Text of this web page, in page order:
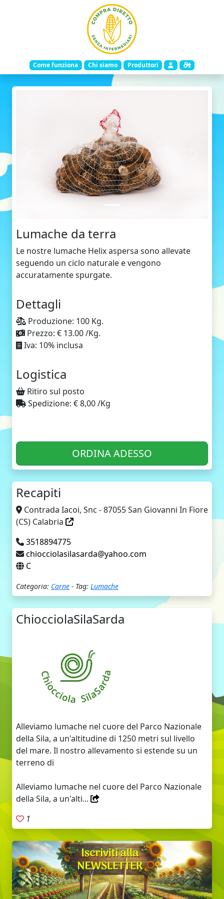
Come funziona Chi siamo Produttori
Lumache da terra
Le nostre lumache Helix aspersa sono allevate
seguendo un ciclo naturale e vengono
accuratamente spurgate.
Dettagli
Produzione: 100 Kg.
Prezzo: € 13.00 /Kg.
Iva: 10% inclusa
Logistica
Ritiro sul posto
Spedizione: € 8,00 /Kg
ORDINA ADESSO
Recapiti
Contrada Iacoi, Snc - 87055 San Giovanni In Fiore
(CS) Calabria
3518894775
chiocciolasilasarda@yahoo.com
C
Categoria: Carne - Tag: Lumache
ChiocciolaSilaSarda
Alleviamo lumache nel cuore del Parco Nazionale
della Sila, a un'altitudine di 1250 metri sul livello
del mare. Il nostro allevamento si estende su un
terreno di
Alleviamo lumache nel cuore del Parco Nazionale
della Sila, a un'alti...
1